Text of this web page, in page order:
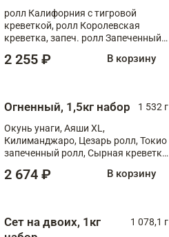
ролл Калифорния с тигровой
креветкой, ролл Королевская
креветка, запеч. ролл Запеченный
XL, запеч. ролл Крабик Хот
2 255 ₽ В корзину
Огненный, 1,5кг набор
1 532 г
Окунь унаги, Аяши XL,
Килиманджаро, Цезарь ролл, Токио
запеченный ролл, Сырная креветка
2 674 ₽ В корзину
Сет на двоих, 1кг
1 078,1 г